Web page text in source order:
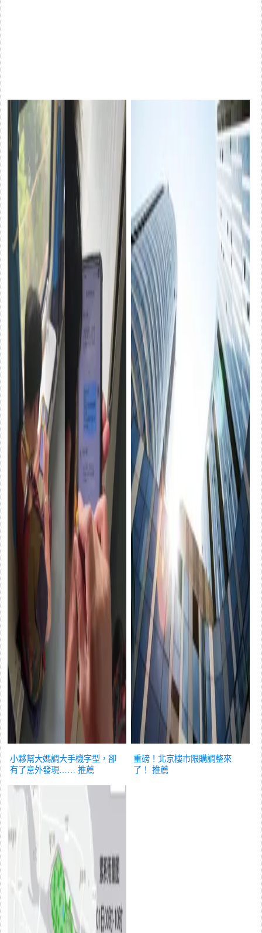
小夥幫大媽調大手機字型，卻
有了意外發現…… 推薦
重磅！北京樓市限購調整來
了！
推薦